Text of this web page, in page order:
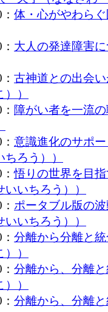
体・心がやわら
大人の発達障害
古神道との出会
）
障がい者を一流
意識進化のサポ
ろう））
：悟りの世界を目
いちろう））
ポータブル版の
いちろう））
分離から分離と
）
分離から、分離
）
分離から、分離